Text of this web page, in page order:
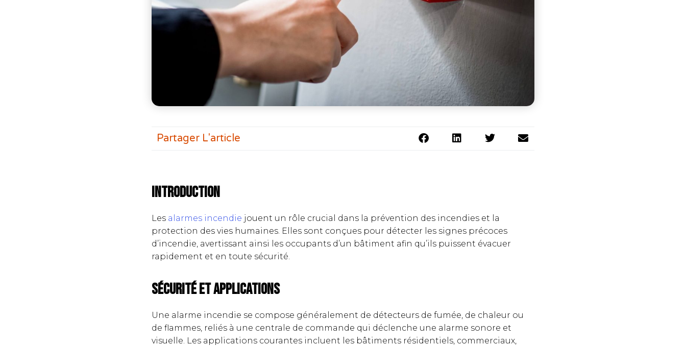
Partager L'article
Introduction
Les alarmes incendie jouent un rôle crucial dans la prévention des incendies et la
protection des vies humaines. Elles sont conçues pour détecter les signes précoces
d’incendie, avertissant ainsi les occupants d’un bâtiment afin qu’ils puissent évacuer
rapidement et en toute sécurité.
Sécurité et Applications
Une alarme incendie se compose généralement de détecteurs de fumée, de chaleur ou
de flammes, reliés à une centrale de commande qui déclenche une alarme sonore et
visuelle. Les applications courantes incluent les bâtiments résidentiels, commerciaux,